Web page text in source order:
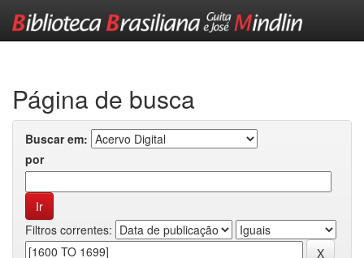
Página de busca
Buscar em:
por
Filtros correntes: